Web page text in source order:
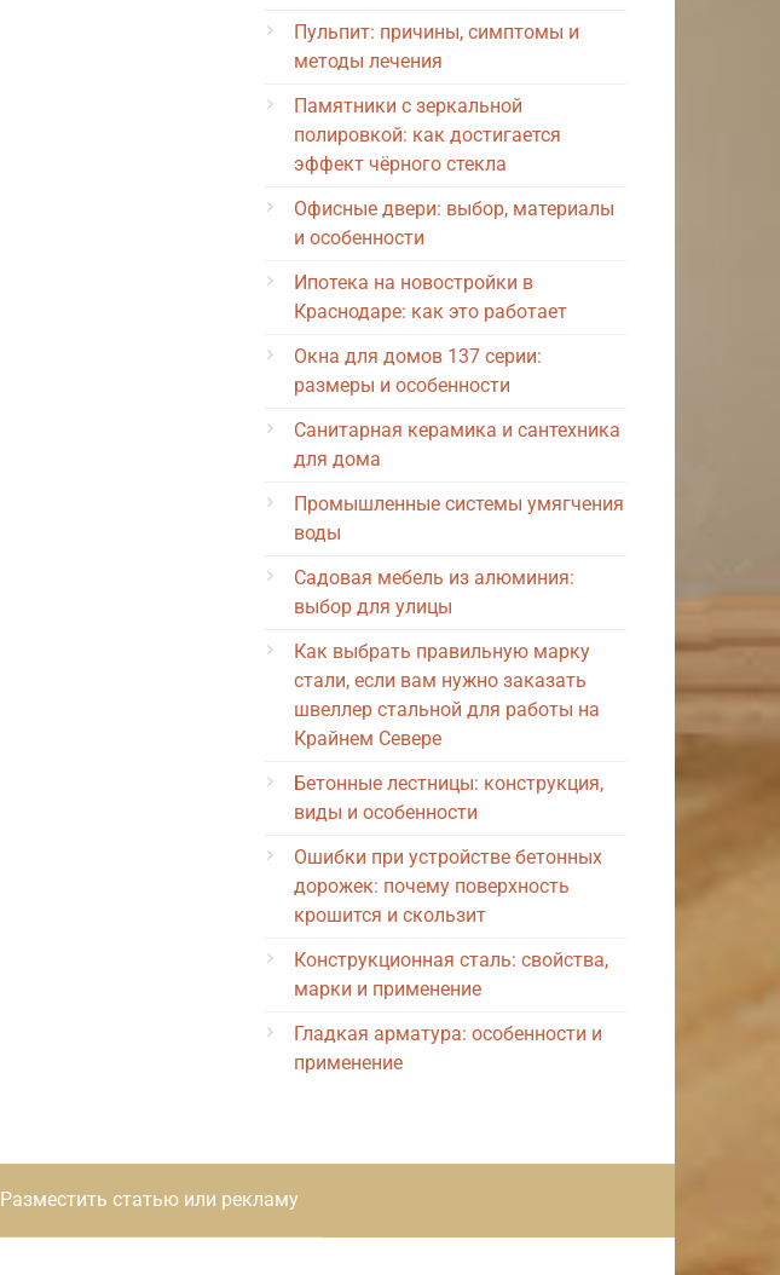
Пульпит: причины, симптомы и
методы лечения
Памятники с зеркальной
полировкой: как достигается
эффект чёрного стекла
Офисные двери: выбор, материалы
и особенности
Ипотека на новостройки в
Краснодаре: как это работает
Окна для домов 137 серии:
размеры и особенности
Санитарная керамика и сантехника
для дома
Промышленные системы умягчения
воды
Садовая мебель из алюминия:
выбор для улицы
Как выбрать правильную марку
стали, если вам нужно заказать
швеллер стальной для работы на
Крайнем Севере
Бетонные лестницы: конструкция,
виды и особенности
Ошибки при устройстве бетонных
дорожек: почему поверхность
крошится и скользит
Конструкционная сталь: свойства,
марки и применение
Гладкая арматура: особенности и
применение
Разместить статью или рекламу